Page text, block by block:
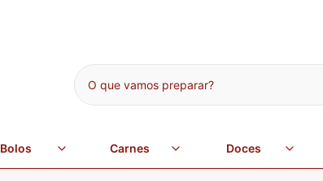
O que vamos preparar?
Bolos Carnes Doces